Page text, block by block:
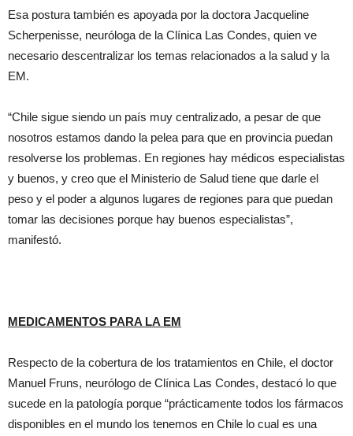
Esa postura también es apoyada por la doctora Jacqueline
Scherpenisse, neuróloga de la Clínica Las Condes, quien ve
necesario descentralizar los temas relacionados a la salud y la
EM.
“Chile sigue siendo un país muy centralizado, a pesar de que
nosotros estamos dando la pelea para que en provincia puedan
resolverse los problemas. En regiones hay médicos especialistas
y buenos, y creo que el Ministerio de Salud tiene que darle el
peso y el poder a algunos lugares de regiones para que puedan
tomar las decisiones porque hay buenos especialistas”,
manifestó.
MEDICAMENTOS PARA LA EM
Respecto de la cobertura de los tratamientos en Chile, el doctor
Manuel Fruns, neurólogo de Clínica Las Condes, destacó lo que
sucede en la patología porque “prácticamente todos los fármacos
disponibles en el mundo los tenemos en Chile lo cual es una